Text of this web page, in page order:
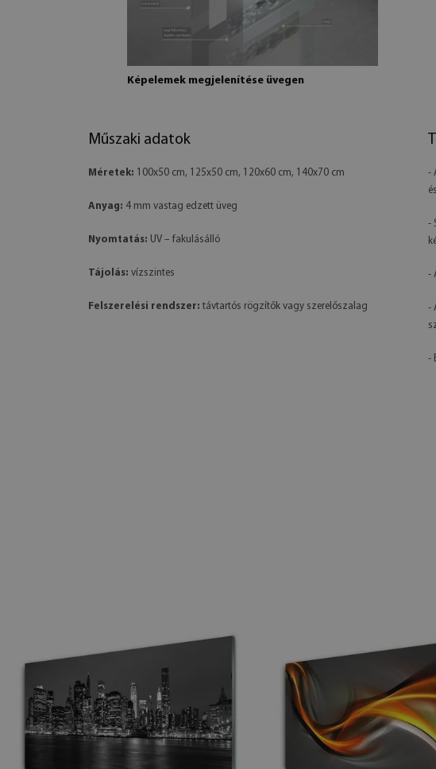
Képelemek megjelenítése üvegen
Műszaki adatok
Méretek: 100x50 cm, 125x50 cm, 120x60 cm, 140x70 cm
Anyag: 4 mm vastag edzett üveg
Nyomtatás: UV – fakulásálló
Tájolás: vízszintes
Felszerelési rendszer: távtartós rögzítők vagy szerelőszalag
-
-
-
-
-